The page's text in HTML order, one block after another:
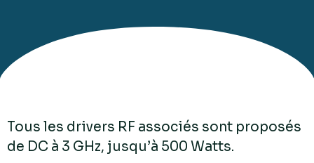
Tous les drivers RF associés sont proposés
de DC à 3 GHz, jusqu’à 500 Watts.